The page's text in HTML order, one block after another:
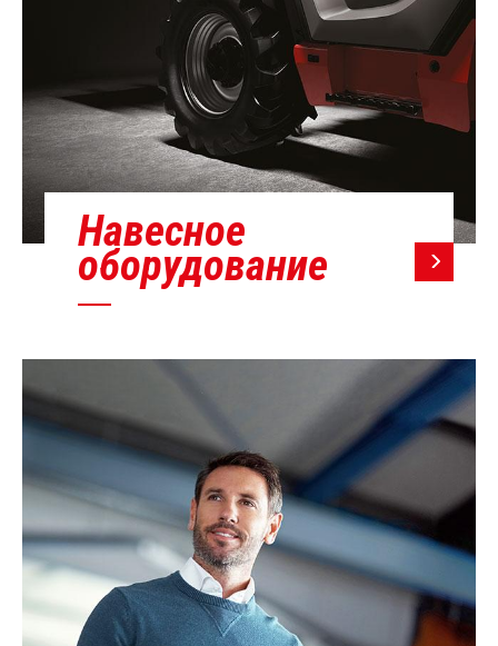
Навесное
оборудование